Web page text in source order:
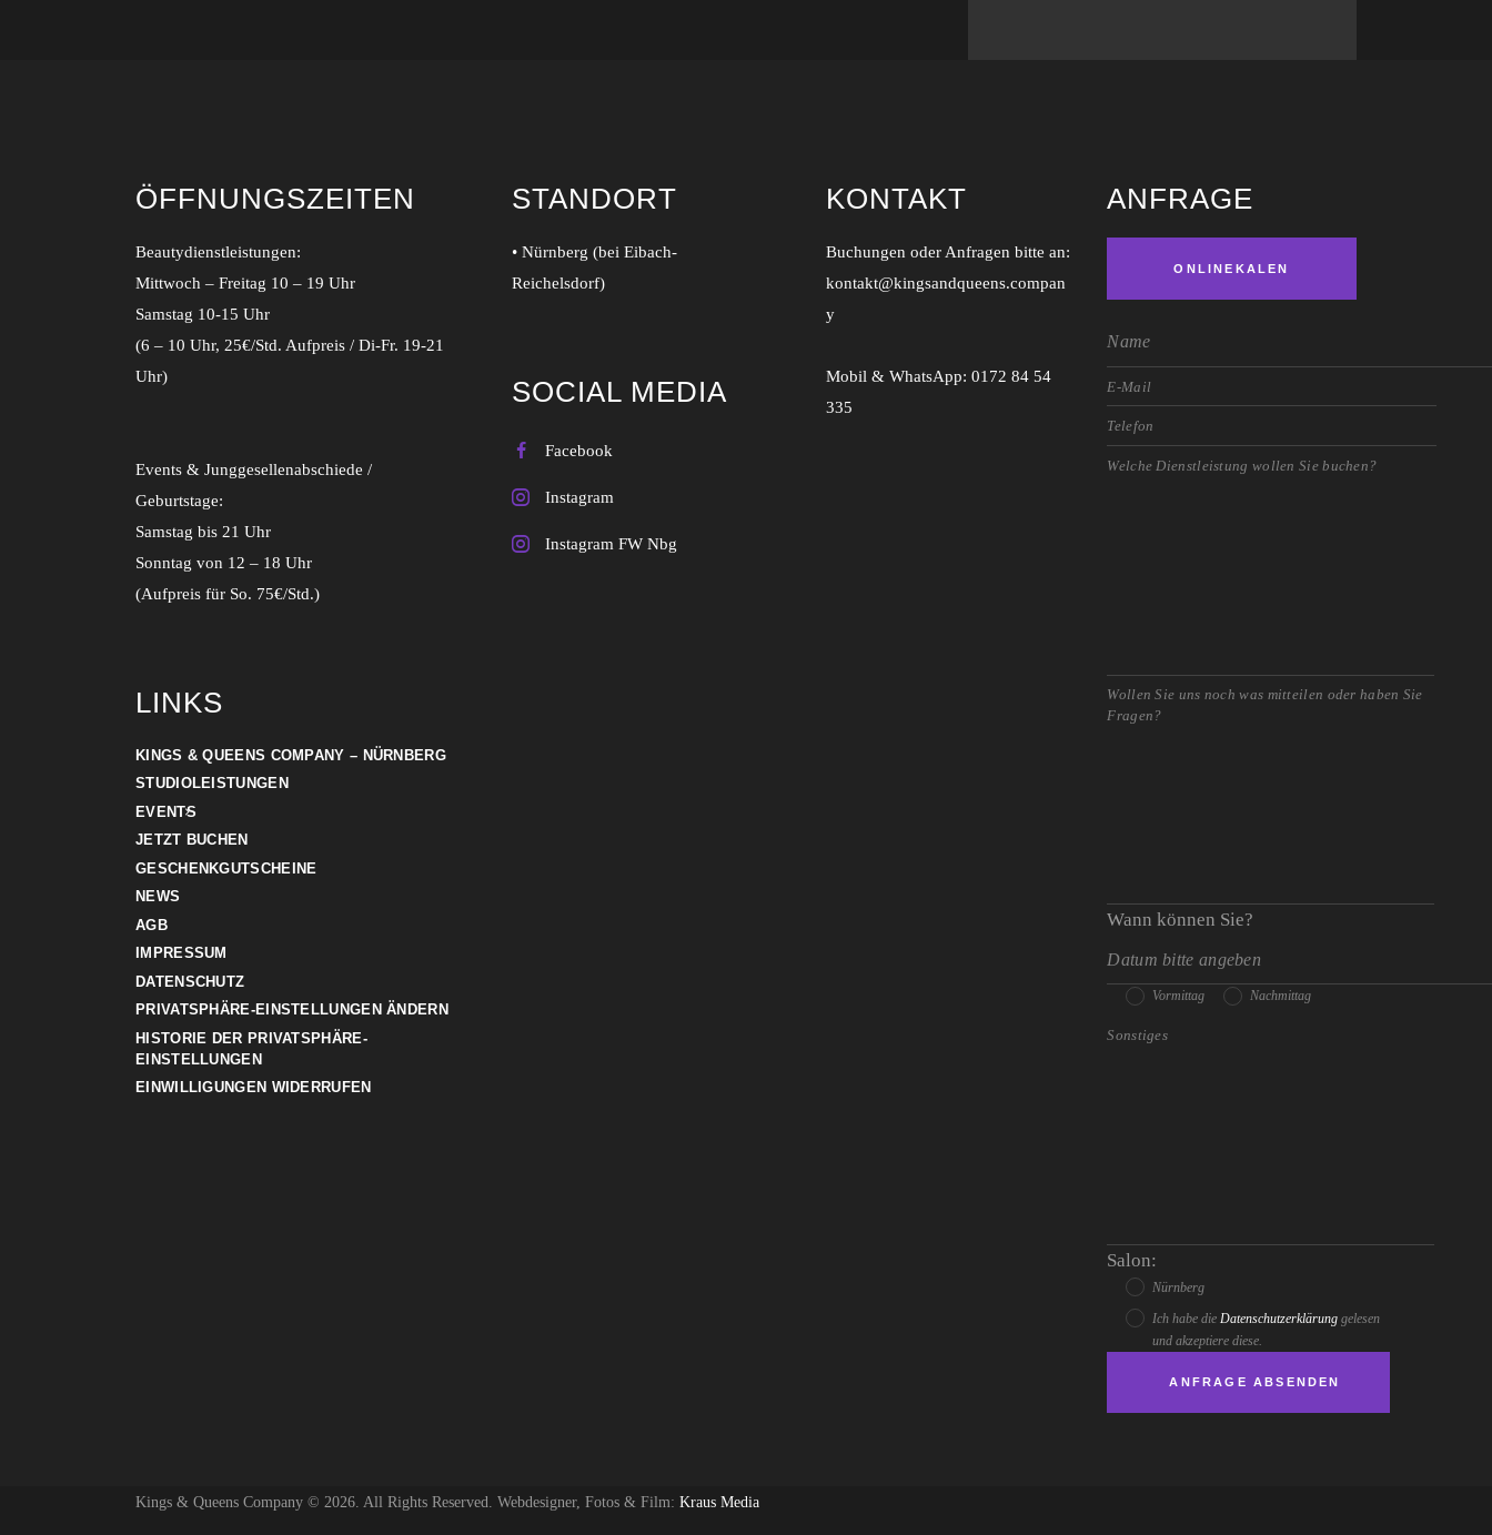
ÖFFNUNGSZEITEN
Beautydienstleistungen:
Mittwoch – Freitag 10 – 19 Uhr
Samstag 10-15 Uhr
(6 – 10 Uhr, 25€/Std. Aufpreis / Di-Fr. 19-21
Uhr)
Events & Junggesellenabschiede /
Geburtstage:
Samstag bis 21 Uhr
Sonntag von 12 – 18 Uhr
(Aufpreis für So. 75€/Std.)
LINKS
KINGS & QUEENS COMPANY – NÜRNBERG
STUDIOLEISTUNGEN
EVENTS
JETZT BUCHEN
GESCHENKGUTSCHEINE
NEWS
AGB
IMPRESSUM
DATENSCHUTZ
PRIVATSPHÄRE-EINSTELLUNGEN ÄNDERN
HISTORIE DER PRIVATSPHÄRE-
EINSTELLUNGEN
EINWILLIGUNGEN WIDERRUFEN
STANDORT
• Nürnberg (bei Eibach-
Reichelsdorf)
SOCIAL MEDIA
Facebook
Instagram
Instagram FW Nbg
KONTAKT
Buchungen oder Anfragen bitte an:
kontakt@kingsandqueens.compan
y
Mobil & WhatsApp: 0172 84 54
335
ANFRAGE
ONLINEKALEN
Wann können Sie?
Vormittag Nachmittag
Salon:
Nürnberg
Ich habe dieDatenschutzerklärung gelesen
und akzeptiere diese.
Kings & Queens Company © 2026. All Rights Reserved. Webdesigner, Fotos & Film: Kraus Media